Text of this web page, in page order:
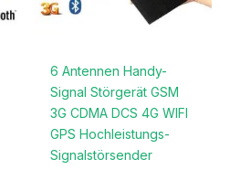
6 Antennen Handy-
Signal Störgerät GSM
3G CDMA DCS 4G WIFI
GPS Hochleistungs-
Signalstörsender